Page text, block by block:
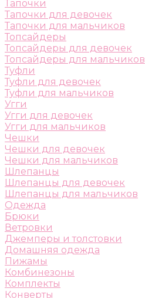
Тапочки
Тапочки для девочек
Тапочки для мальчиков
Топсайдеры
Топсайдеры для девочек
Топсайдеры для мальчиков
Туфли
Туфли для девочек
Туфли для мальчиков
Угги
Угги для девочек
Угги для мальчиков
Чешки
Чешки для девочек
Чешки для мальчиков
Шлепанцы
Шлепанцы для девочек
Шлепанцы для мальчиков
Одежда
Брюки
Ветровки
Джемперы и толстовки
Домашняя одежда
Пижамы
Комбинезоны
Комплекты
Конверты